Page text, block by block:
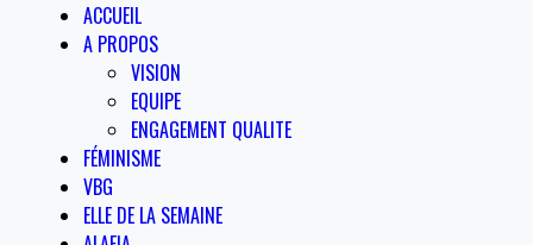
ACCUEIL
A PROPOS
VISION
EQUIPE
ENGAGEMENT QUALITE
FÉMINISME
VBG
ELLE DE LA SEMAINE